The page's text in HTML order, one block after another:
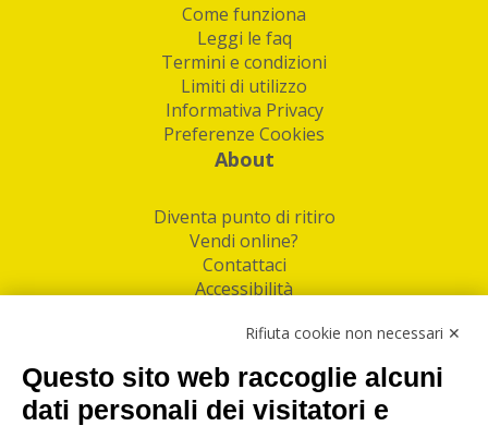
Come funziona
Leggi le faq
Termini e condizioni
Limiti di utilizzo
Informativa Privacy
Preferenze Cookies
About
Diventa punto di ritiro
Vendi online?
Contattaci
Accessibilità
Facebook
Linkedin
Rifiuta cookie non necessari ✕
Questo sito web raccoglie alcuni
dati personali dei visitatori e